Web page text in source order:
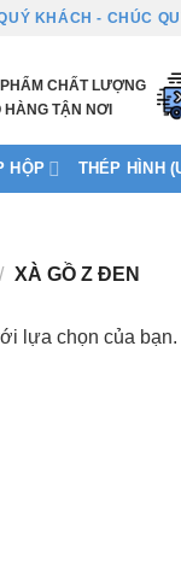
KHÁCH - CHÚC
CHẤT LƯỢNG
HÀNG TẬN NƠI
HỘP THÉP HÌNH
/ XÀ GỒ Z ĐEN
lựa chọn của bạn.